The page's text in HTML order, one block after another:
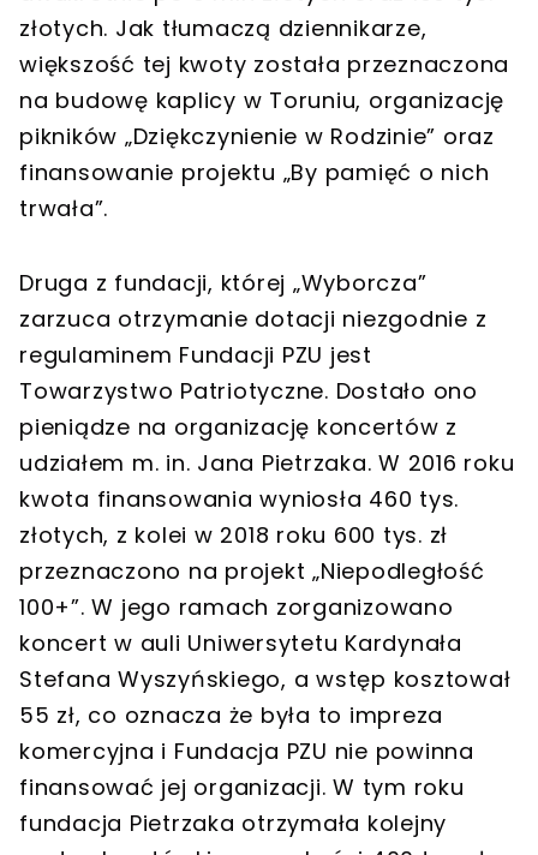
złotych. Jak tłumaczą dziennikarze,
większość tej kwoty została przeznaczona
na budowę kaplicy w Toruniu, organizację
pikników „Dziękczynienie w Rodzinie” oraz
finansowanie projektu „By pamięć o nich
trwała”.
Druga z fundacji, której „Wyborcza”
zarzuca otrzymanie dotacji niezgodnie z
regulaminem Fundacji PZU jest
Towarzystwo Patriotyczne. Dostało ono
pieniądze na organizację koncertów z
udziałem m. in. Jana Pietrzaka. W 2016 roku
kwota finansowania wyniosła 460 tys.
złotych, z kolei w 2018 roku 600 tys. zł
przeznaczono na projekt „Niepodległość
100+”. W jego ramach zorganizowano
koncert w auli Uniwersytetu Kardynała
Stefana Wyszyńskiego, a wstęp kosztował
55 zł, co oznacza że była to impreza
komercyjna i Fundacja PZU nie powinna
finansować jej organizacji. W tym roku
fundacja Pietrzaka otrzymała kolejny